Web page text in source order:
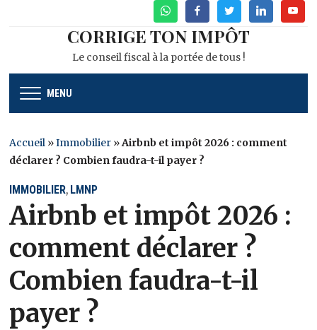
WhatsAppFacebookTwitterLinkedin
CORRIGE TON IMPÔT
Le conseil fiscal à la portée de tous !
MENU
Accueil »Immobilier »Airbnb et impôt 2026 : comment
déclarer ? Combien faudra-t-il payer ?
IMMOBILIER, LMNP
Airbnb et impôt 2026 :
comment déclarer ?
Combien faudra-t-il
payer ?